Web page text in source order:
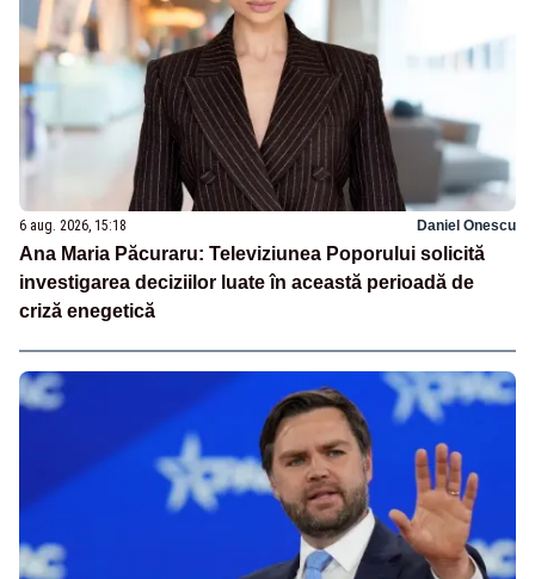
6 aug. 2026, 15:18 Daniel Onescu
Ana Maria Păcuraru: Televiziunea Poporului solicită
investigarea deciziilor luate în această perioadă de
criză enegetică